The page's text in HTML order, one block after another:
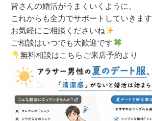
皆さんの婚活がうまくいくように、
これからも全力でサポートしていきます
お気軽にご相談くださいね
ご相談はいつでも大歓迎です
無料相談はこちら ご来店予約より